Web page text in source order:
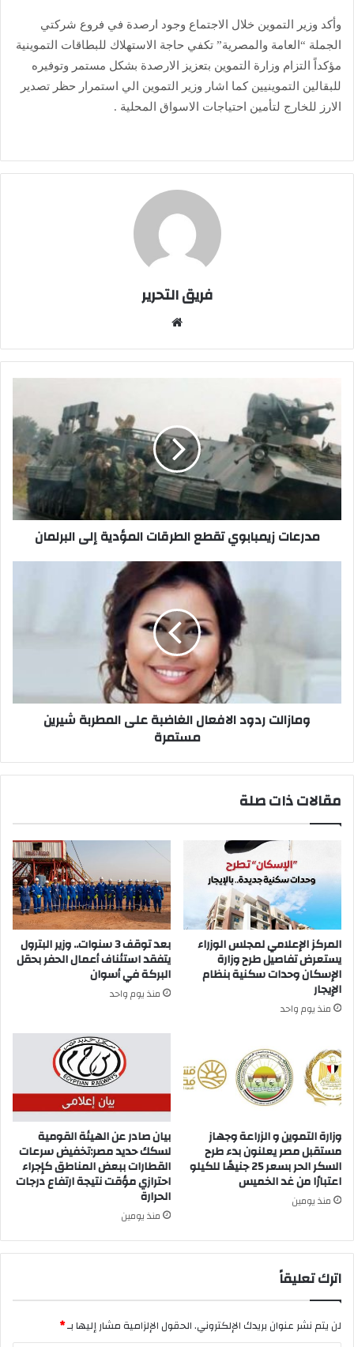
وأكد وزير التموين خلال الاجتماع وجود ارصدة في فروع شركتي
الجملة “العامة والمصرية” تكفي حاجة الاستهلاك للبطاقات التموينية
مؤكداً التزام وزارة التموين بتعزيز الارصدة بشكل مستمر وتوفيره
للبقالين التموينيين كما اشار وزير التموين الي استمرار حظر تصدير
الارز للخارج لتأمين احتياجات الاسواق المحلية .
فريق التحرير
زيمبابوي
تقطع
الطرقات
المؤدية
إلى
البرلمان
مدرعات زيمبابوي تقطع الطرقات المؤدية إلى البرلمان
ومازالت ردود الافعال الغاضبة على المطربة شيرين
مستمرة
مقالات ذات صلة
المركز الإعلامي لمجلس الوزراء
يستعرض تفاصيل طرح وزارة
الإسكان وحدات سكنية بنظام
الإيجار
منذ يوم واحد
بعد توقف 3 سنوات.. وزير البترول
يتفقد استئناف أعمال الحفر بحقل
البركة في أسوان
منذ يوم واحد
وزارة التموين و الزراعة وجهاز
مستقبل مصر يعلنون بدء طرح
السكر الحر بسعر 25 جنيهًا للكيلو
اعتبارًا من غد الخميس
منذ يومين
بيان صادر عن الهيئة القومية
لسكك حديد مصر:تخفيض سرعات
القطارات ببعض المناطق كإجراء
احترازي مؤقت نتيجة ارتفاع درجات
الحرارة
منذ يومين
اترك تعليقاً
لن يتم نشر عنوان بريدك الإلكتروني.الحقول الإلزامية مشار إليها بـ*